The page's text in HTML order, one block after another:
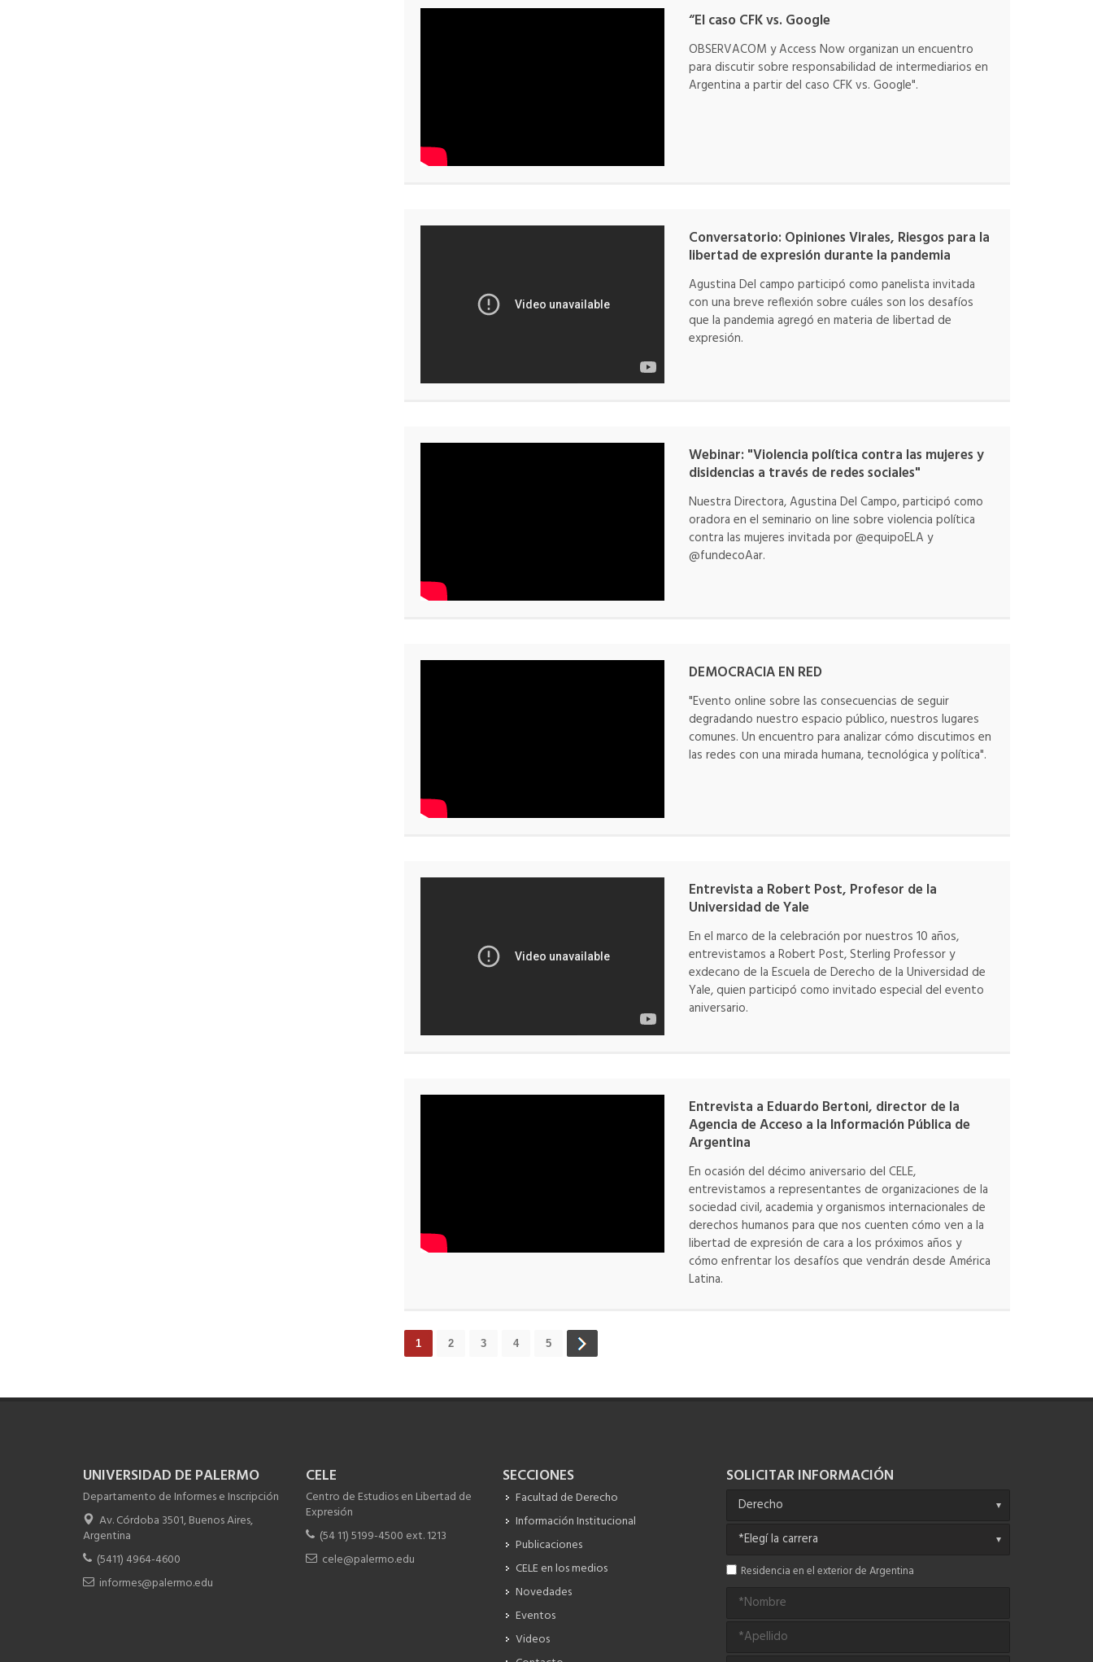
“El caso CFK vs. Google
OBSERVACOM y Access Now organizan un encuentro
para discutir sobre responsabilidad de intermediarios en
Argentina a partir del caso CFK vs. Google".
Conversatorio: Opiniones Virales, Riesgos para la
libertad de expresión durante la pandemia
Agustina Del campo participó como panelista invitada
con una breve reflexión sobre cuáles son los desafíos
que la pandemia agregó en materia de libertad de
expresión.
Webinar: "Violencia política contra las mujeres y
disidencias a través de redes sociales"
Nuestra Directora, Agustina Del Campo, participó como
oradora en el seminario on line sobre violencia política
contra las mujeres invitada por @equipoELA y
@fundecoAar.
DEMOCRACIA EN RED
"Evento online sobre las consecuencias de seguir
degradando nuestro espacio público, nuestros lugares
comunes. Un encuentro para analizar cómo discutimos en
las redes con una mirada humana, tecnológica y política".
Entrevista a Robert Post, Profesor de la
Universidad de Yale
En el marco de la celebración por nuestros 10 años,
entrevistamos a Robert Post, Sterling Professor y
exdecano de la Escuela de Derecho de la Universidad de
Yale, quien participó como invitado especial del evento
aniversario.
Entrevista a Eduardo Bertoni, director de la
Agencia de Acceso a la Información Pública de
Argentina
En ocasión del décimo aniversario del CELE,
entrevistamos a representantes de organizaciones de la
sociedad civil, academia y organismos internacionales de
derechos humanos para que nos cuenten cómo ven a la
libertad de expresión de cara a los próximos años y
cómo enfrentar los desafíos que vendrán desde América
Latina.
1 2 3 4 5
UNIVERSIDAD DE PALERMO
Departamento de Informes e Inscripción
Av. Córdoba 3501, Buenos Aires,
Argentina
(5411) 4964-4600
informes@palermo.edu
CELE
Centro de Estudios en Libertad de
Expresión
(54 11) 5199-4500 ext. 1213
cele@palermo.edu
SECCIONES
Facultad de Derecho
Información Institucional
Publicaciones
CELE en los medios
Novedades
Eventos
Videos
SOLICITAR INFORMACIÓN
Residencia en el exterior de Argentina